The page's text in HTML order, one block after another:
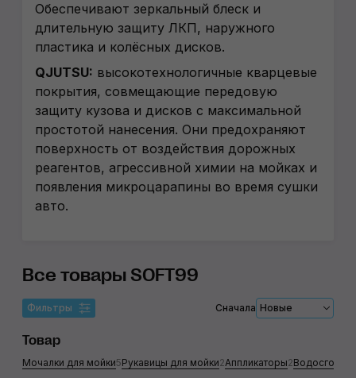
Обеспечивают зеркальный блеск и
длительную защиту ЛКП, наружного
пластика и колёсных дисков.
QJUTSU: высокотехнологичные кварцевые
покрытия, совмещающие передовую
защиту кузова и дисков с максимальной
простотой нанесения. Они предохраняют
поверхность от воздействия дорожных
реагентов, агрессивной химии на мойках и
появления микроцарапины во время сушки
авто.
Все товары SOFT99
Фильтры Сначала Новые
Товар
Мочалки для мойки5Рукавицы для мойки2Аппликаторы2Водосгоны